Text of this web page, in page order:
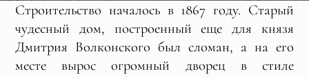
Строительство началось в 1867 году. Старый
чудесный дом, построенный еще для князя
Дмитрия Волконского был сломан, а на его
месте вырос огромный дворец в стиле